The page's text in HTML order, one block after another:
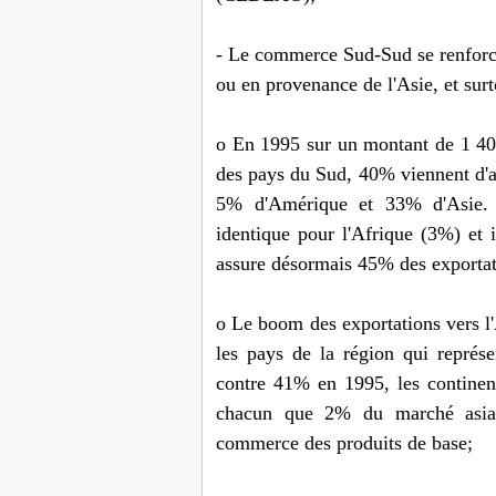
- Le commerce Sud-Sud se
ou en provenance de l'Asie, et
o En 1995 sur un montant de 1
des pays du Sud, 40% viennent
5% d'Amérique et 33%
identique pour l'Afrique (3%) et
assure désormais 45% des
o Le boom des exportations vers
les pays de la région qui
contre 41% en 1995, les
chacun que 2% du marché
commerce des produits de base;